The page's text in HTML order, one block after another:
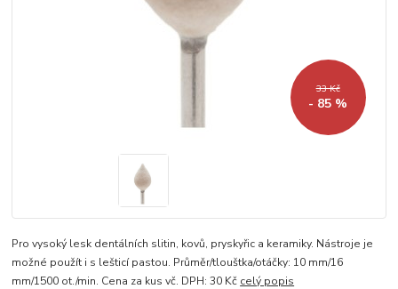
33 Kč
- 85 %
Pro vysoký lesk dentálních slitin, kovů, pryskyřic a keramiky. Nástroje je
možné použít i s lešticí pastou. Průměr/tlouštka/otáčky: 10 mm/16
mm/1500 ot./min. Cena za kus vč. DPH: 30 Kč celý popis